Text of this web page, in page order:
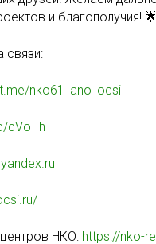
и благополучия! 🌟
связи:
nko61_ano_ocsi
cVoIIh
НКО: https://nko-